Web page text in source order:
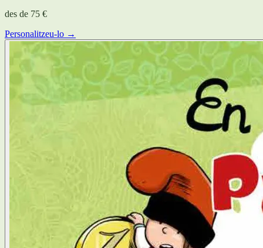
des de 75 €
Personalitzeu-lo →